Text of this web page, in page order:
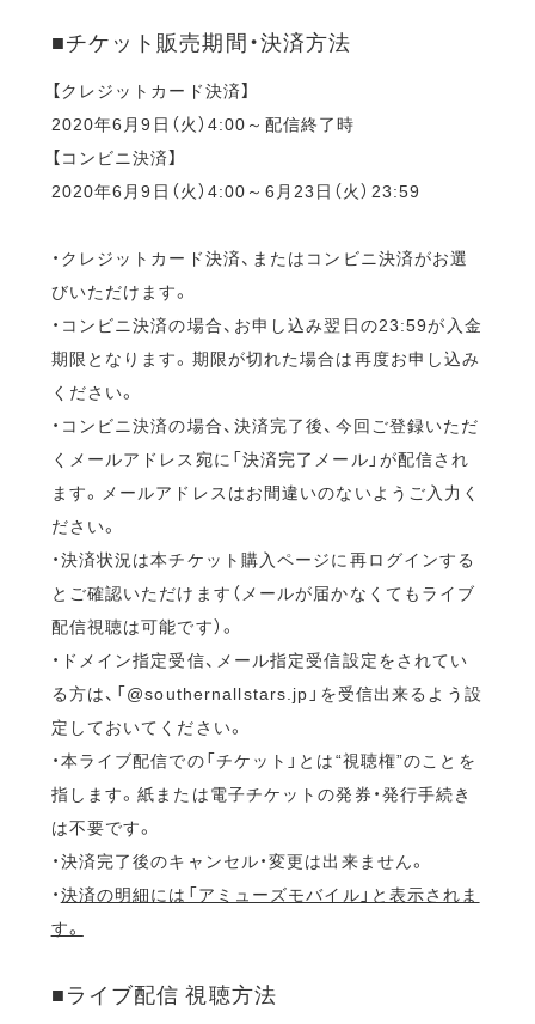
■チケット販売期間・決済方法
【クレジットカード決済】
2020年6月9日（火）4:00～配信終了時
【コンビニ決済】
2020年6月9日（火）4:00～6月23日（火）23:59
・クレジットカード決済、またはコンビニ決済がお選
びいただけます。
・コンビニ決済の場合、お申し込み翌日の23:59が入金
期限となります。期限が切れた場合は再度お申し込み
ください。
・コンビニ決済の場合、決済完了後、今回ご登録いただ
くメールアドレス宛に「決済完了メール」が配信され
ます。メールアドレスはお間違いのないようご入力く
ださい。
・決済状況は本チケット購入ページに再ログインする
とご確認いただけます（メールが届かなくてもライブ
配信視聴は可能です）。
・ドメイン指定受信、メール指定受信設定をされてい
る方は、「@southernallstars.jp」を受信出来るよう設
定しておいてください。
・本ライブ配信での「チケット」とは“視聴権”のことを
指します。紙または電子チケットの発券・発行手続き
は不要です。
・決済完了後のキャンセル・変更は出来ません。
・決済の明細には「アミューズモバイル」と表示されま
す。
■ライブ配信 視聴方法